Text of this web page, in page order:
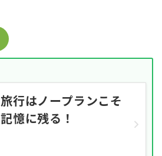
旅行はノープランこそ
記憶に残る！